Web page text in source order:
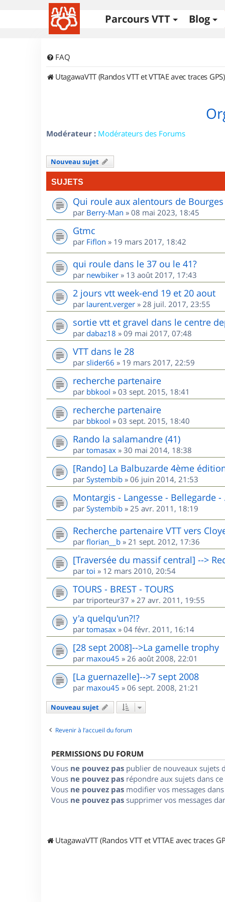
Parcours VTT Blog
FAQ
UtagawaVTT (Randos VTT et VTTAE avec traces GPS)
Modérateur : Modérateurs des Forums
Nouveau sujet
SUJETS
Qui roule aux alentours de Bourges
par Berry-Man » 08 mai 2023, 18:45
Gtmc
par Fiflon » 19 mars 2017, 18:42
qui roule dans le 37 ou le 41?
par newbiker » 13 août 2017, 17:43
2 jours vtt week-end 19 et 20 aout
par laurent.verger » 28 juil. 2017, 23:55
sortie vtt et gravel dans le centre
par dabaz18 » 09 mai 2017, 07:48
VTT dans le 28
par slider66 » 19 mars 2017, 22:59
recherche partenaire
par bbkool » 03 sept. 2015, 18:41
recherche partenaire
par bbkool » 03 sept. 2015, 18:40
Rando la salamandre (41)
par tomasax » 30 mai 2014, 18:38
[Rando] La Balbuzarde 4ème
par Systembib » 06 juin 2014, 21:53
Montargis - Langesse - Bellegarde -
par Systembib » 25 avr. 2011, 18:19
Recherche partenaire VTT vers
par florian__b » 21 sept. 2012, 17:36
[Traversée du massif central] -->
par toi » 12 mars 2010, 20:54
TOURS - BREST - TOURS
par triporteur37 » 27 avr. 2011, 19:55
y'a quelqu'un?!?
par tomasax » 04 févr. 2011, 16:14
[28 sept 2008]-->La gamelle trophy
par maxou45 » 26 août 2008, 22:01
[La guernazelle]-->7 sept 2008
par maxou45 » 06 sept. 2008, 21:21
Nouveau sujet
Revenir à l’accueil du forum
PERMISSIONS DU FORUM
Vous ne pouvez pas publier de nouveaux sujets
Vous ne pouvez pas répondre aux sujets dans
Vous ne pouvez pas modifier vos messages
Vous ne pouvez pas supprimer vos messages
UtagawaVTT (Randos VTT et VTTAE avec traces